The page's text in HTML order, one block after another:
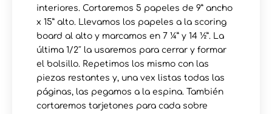
interiores. Cortaremos 5 papeles de 9” ancho
x 15” alto. Llevamos los papeles a la scoring
board al alto y marcamos en 7 ¼” y 14 ½”. La
última 1/2″ la usaremos para cerrar y formar
el bolsillo. Repetimos los mismo con las
piezas restantes y, una vex listas todas las
páginas, las pegamos a la espina. También
cortaremos tarjetones para cada sobre